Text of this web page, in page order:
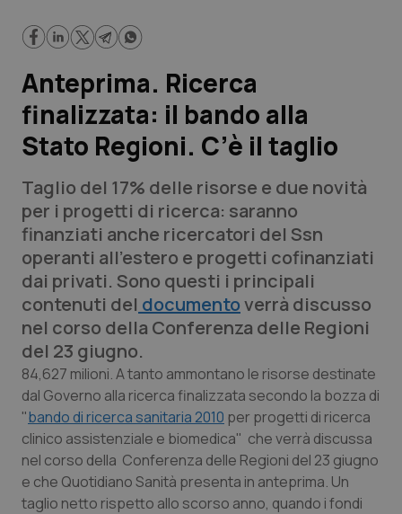
Regioni e Asl
Lavoro e Professioni
Scienza e Farmaci
Studi e Analisi
Lettere al direttore
Edizioni Regionali
QS Pro
Professionisti Sanitari.AI
Abruzzo
Basilicata
Calabria
QS Pro Gold
Artrite & artrosi
Asma & BPCO
QS Club Newsletter
Anteprima. Ricerca
finalizzata: il bando alla
Stato Regioni. C’è il taglio
Taglio del 17% delle risorse e due novità
per i progetti di ricerca: saranno
finanziati anche ricercatori del Ssn
operanti all’estero e progetti cofinanziati
dai privati. Sono questi i principali
contenuti del documentoverrà discusso
nel corso della Conferenza delle Regioni
del 23 giugno.
84,627 milioni. A tanto ammontano le risorse destinate
dal Governo alla ricerca finalizzata secondo la bozza di
"bando di ricerca sanitaria 2010 per progetti di ricerca
clinico assistenziale e biomedica" che verrà discussa
nel corso della Conferenza delle Regioni del 23 giugno
e che Quotidiano Sanità presenta in anteprima. Un
taglio netto rispetto allo scorso anno, quando i fondi